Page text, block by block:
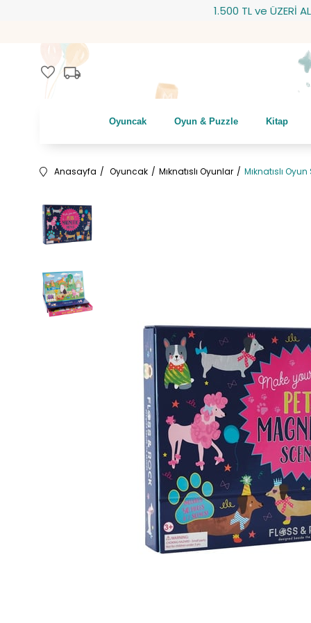
1.500 TL ve ÜZERİ
favorite local_shipping
Oyuncak Oyun & Puzzle Kitap
Anasayfa Oyuncak Mıknatıslı Oyunlar Mıknatıslı